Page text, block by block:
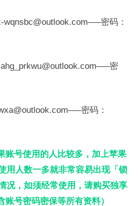
wqnsbc@outlook.com—–密码：
密
密码：
账号使用的人比较多，加上苹果
用人数一多就非常容易出现「锁
况，如须经常使用，请购买独享
号密码密保等所有资料）